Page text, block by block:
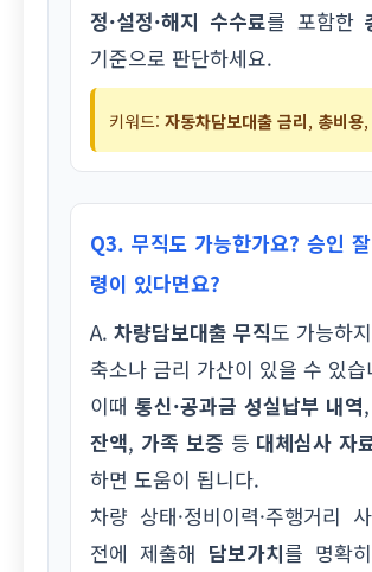
정·설정·해지 수수료를 포함한
기준으로 판단하세요.
키워드: 자동차담보대출 금리, 총비용,
Q3. 무직도 가능한가요? 승인
령이 있다면요?
A. 차량담보대출 무직도 가능하
축소나 금리 가산이 있을 수 있습
이때 통신·공과금 성실납부 내역,
잔액, 가족 보증 등 대체심사 자
하면 도움이 됩니다.
차량 상태·정비이력·주행거리
전에 제출해 담보가치를 명확